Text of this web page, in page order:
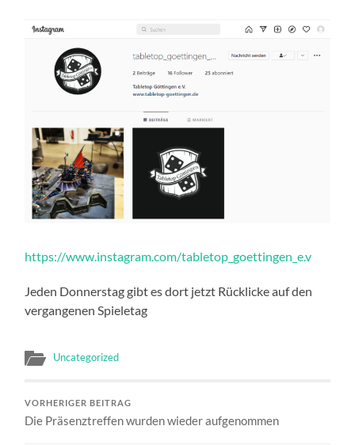
https://www.instagram.com/tabletop_goettingen_e.v
Jeden Donnerstag gibt es dort jetzt Rücklicke auf den
vergangenen Spieletag
Uncategorized
VORHERIGER BEITRAG
Die Präsenztreffen wurden wieder aufgenommen